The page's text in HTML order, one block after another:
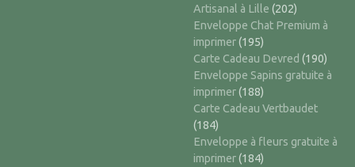
Artisanal à Lille (202)
Enveloppe Chat Premium à
imprimer(195)
Carte Cadeau Devred (190)
Enveloppe Sapins gratuite à
imprimer(188)
Carte Cadeau Vertbaudet
(184)
Enveloppe à fleurs gratuite à
imprimer(184)